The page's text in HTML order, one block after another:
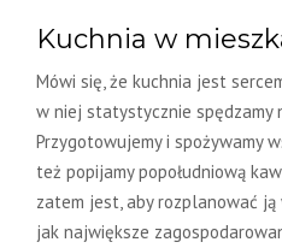
Kuchnia w
Mówi się, że kuchnia jest
w niej statystycznie spędzamy
Przygotowujemy i spożywamy
też popijamy popołudniową
zatem jest, aby rozplanować
jak największe